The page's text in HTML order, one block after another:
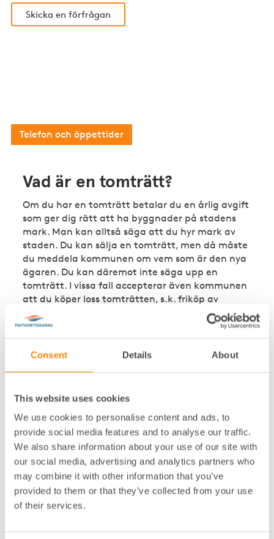
Consent Details About
This website uses cookies
We use cookies to personalise content and ads, to
provide social media features and to analyse our traffic.
We also share information about your use of our site with
our social media, advertising and analytics partners who
may combine it with other information that you’ve
provided to them or that they’ve collected from your use
of their services.
Skicka en förfrågan
Telefon och öppettider
Vad är en tomträtt?
Om du har en tomträtt betalar du en årlig avgift
som ger dig rätt att ha byggnader på stadens
mark. Man kan alltså säga att du hyr mark av
staden. Du kan sälja en tomträtt, men då måste
du meddela kommunen om vem som är den nya
ägaren. Du kan däremot inte säga upp en
tomträtt. I vissa fall accepterar även kommunen
att du köper loss tomträtten, s.k. friköp av
tomträtt.
Vad är ett arrende?
mark mot en avgift. Det kan till exempel gälla
eller uppförande av teknikbod.
Om du har ett flerbostadshus på marken som du
arrenderar, så har du besittningsskydd. Det
innebär att du inte behöver lämna marken utan
skäl ifall markägaren vill säga upp avtalet. Ett
sådant skäl kan vara allvarlig misskötsel. Om du